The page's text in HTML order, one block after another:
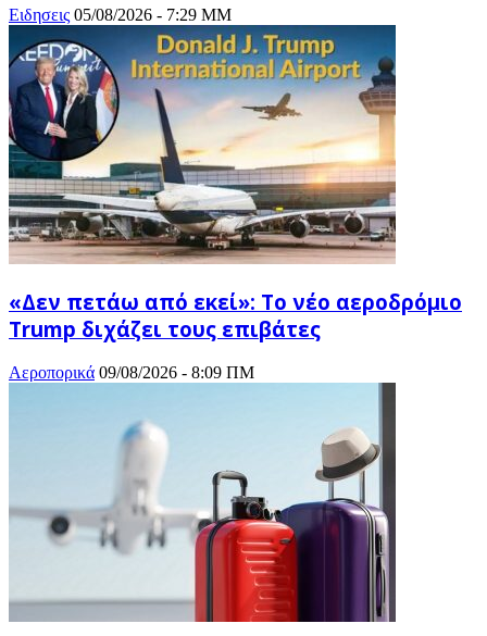
Ειδησεις 05/08/2026 - 7:29 ΜΜ
«Δεν πετάω από εκεί»: Το νέο αεροδρόμιο
Trump διχάζει τους επιβάτες
Αεροπορικά 09/08/2026 - 8:09 ΠΜ